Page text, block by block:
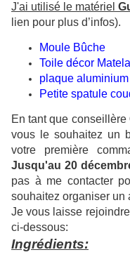
J'ai utilisé le matériel
lien pour plus d’infos).
Moule Bûche
Toile décor
plaque
Petite spatule
En tant que conseillère
vous le souhaitez un
votre première
Jusqu'au 20
pas à me contacter
souhaitez organiser un
Je vous laisse
ci-dessous:
Ingrédients: